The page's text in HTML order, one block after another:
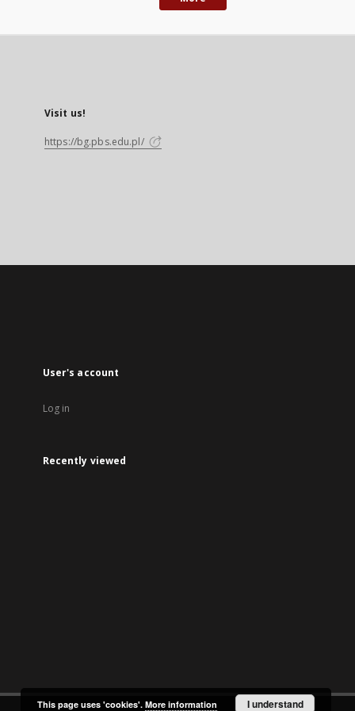
Visit us!
https://bg.pbs.edu.pl/
User's account
Log in
Recently viewed
This page uses 'cookies'. More information I understand